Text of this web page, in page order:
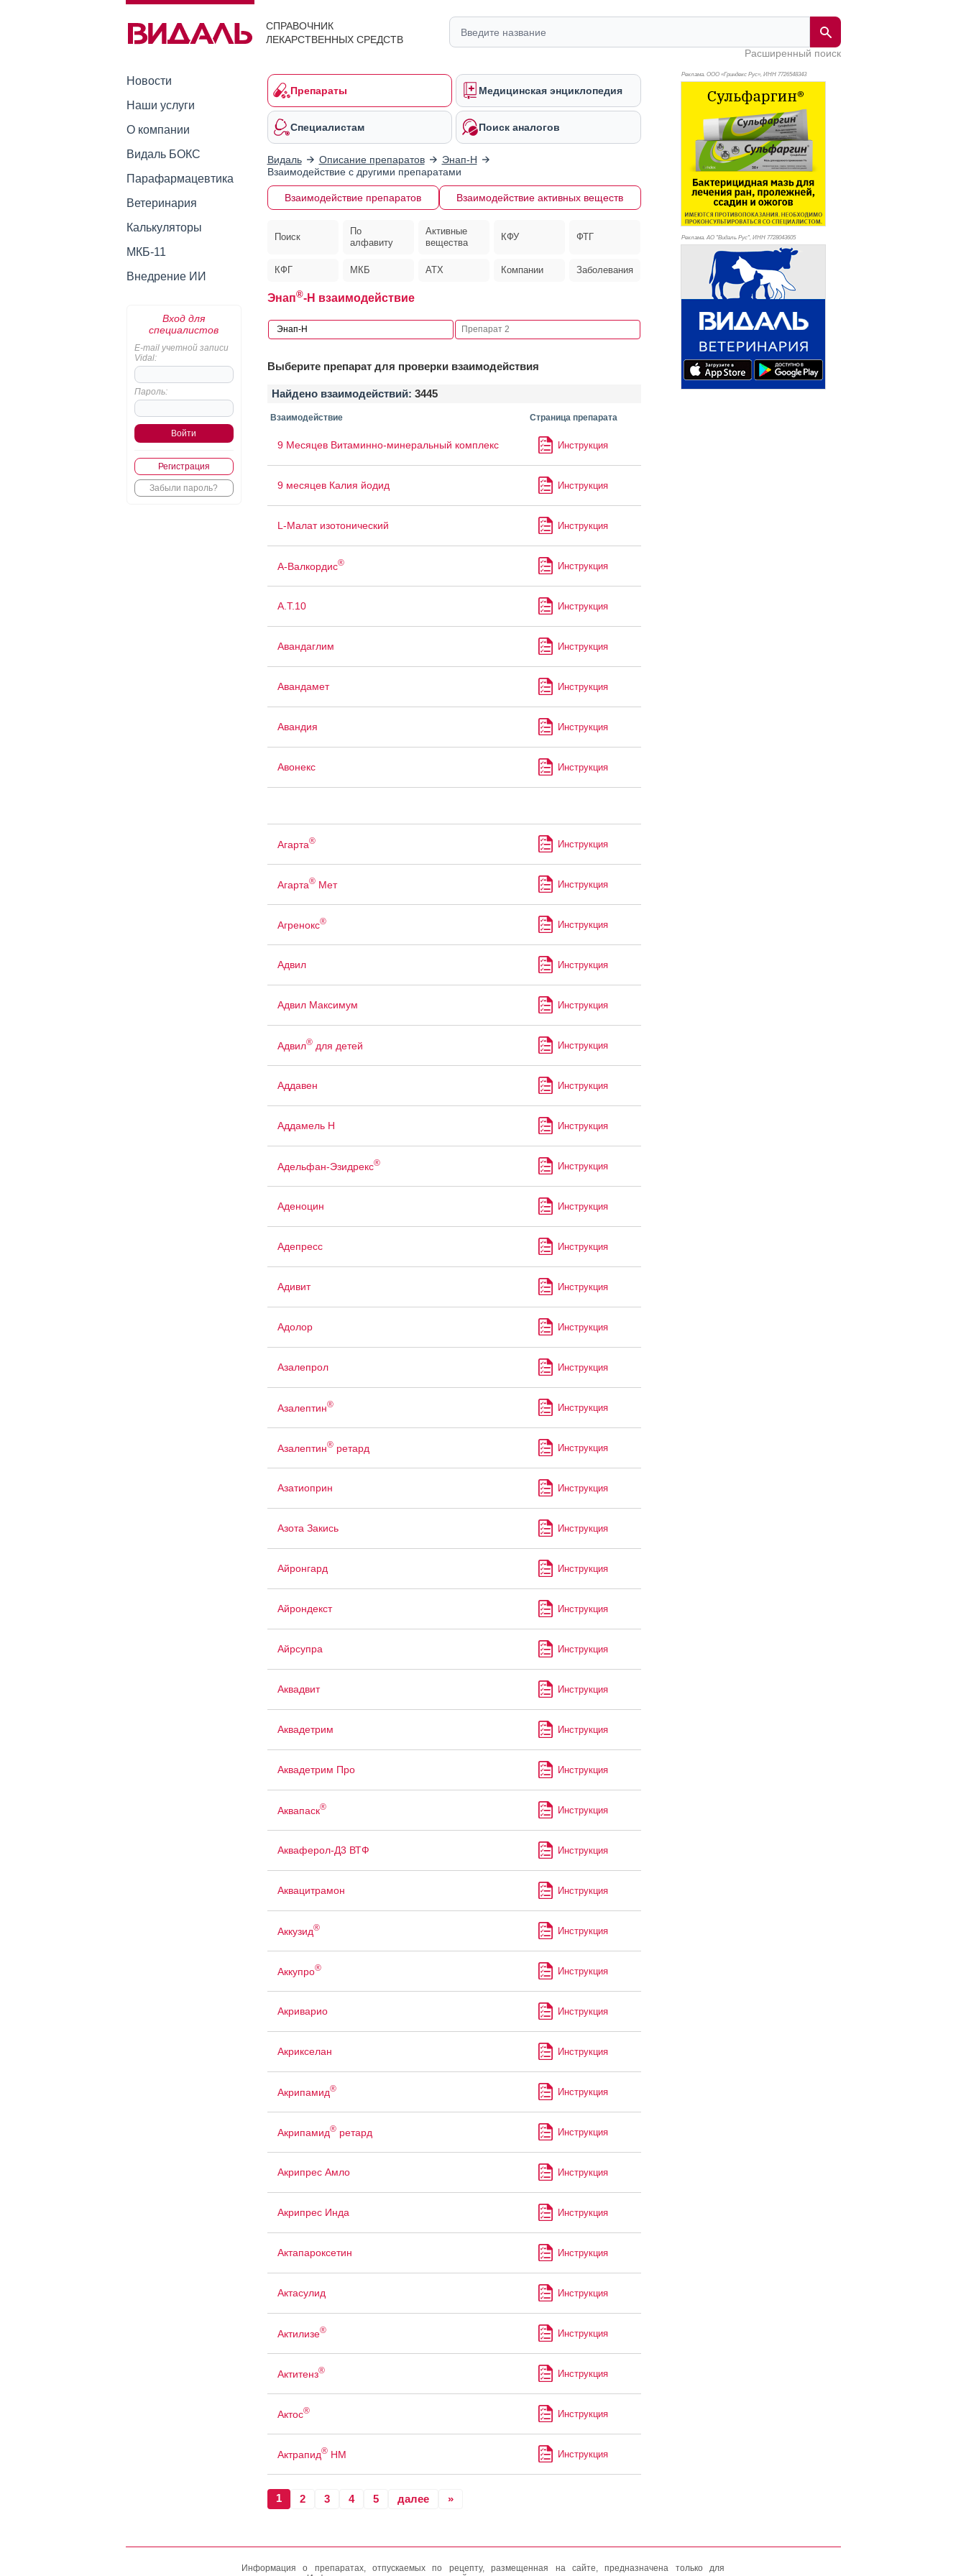
СПРАВОЧНИК
ЛЕКАРСТВЕННЫХ СРЕДСТВ
Расширенный поиск
Новости
Наши услуги
О компании
Видаль БОКС
Парафармацевтика
Ветеринария
Калькуляторы
МКБ-11
Внедрение ИИ
Вход для
специалистов
E-mail учетной записи
Vidal:
Пароль:
Регистрация
Забыли пароль?
Препараты Медицинская энциклопедия
Специалистам Поиск аналогов
Видаль Описание препаратов
Энап-H
Взаимодействие с другими препаратами
Взаимодействие препаратов Взаимодействие активных веществ
Поиск
По
алфавиту
Активные
вещества
КФУ ФТГ
КФГ МКБ АТХ Компании Заболевания
Энап®-H взаимодействие
Выберите препарат для проверки взаимодействия
Найдено взаимодействий: 3445
Взаимодействие Страница препарата
9 Месяцев Витаминно-минеральный комплекс Инструкция
9 месяцев Калия йодид Инструкция
L-Малат изотонический Инструкция
А-Валкордис® Инструкция
А.Т.10 Инструкция
Авандаглим Инструкция
Авандамет Инструкция
Авандия Инструкция
Авонекс Инструкция
Агарта® Инструкция
Агарта®Мет Инструкция
Агренокс® Инструкция
Адвил Инструкция
Адвил Максимум Инструкция
Адвил®для детей Инструкция
Аддавен Инструкция
Аддамель Н Инструкция
Адельфан-Эзидрекс® Инструкция
Аденоцин Инструкция
Адепресс Инструкция
Адивит Инструкция
Адолор Инструкция
Азалепрол Инструкция
Азалептин® Инструкция
Азалептин®ретард Инструкция
Азатиоприн Инструкция
Азота Закись Инструкция
Айронгард Инструкция
Айрондекст Инструкция
Айрсупра Инструкция
Аквадвит Инструкция
Аквадетрим Инструкция
Аквадетрим Про Инструкция
Аквапаск® Инструкция
Акваферол-Д3 ВТФ Инструкция
Аквацитрамон Инструкция
Аккузид® Инструкция
Аккупро® Инструкция
Акриварио Инструкция
Акрикселан Инструкция
Акрипамид® Инструкция
Акрипамид®ретард Инструкция
Акрипрес Амло Инструкция
Акрипрес Инда Инструкция
Актапароксетин Инструкция
Актасулид Инструкция
Актилизе® Инструкция
Актитенз® Инструкция
Актос® Инструкция
Актрапид®НМ Инструкция
1 2 3 4 5 далее »
Реклама. ООО «Гриндекс Рус», ИНН 7726548343
Реклама. АО "Видаль Рус", ИНН 7728043605
Информация о препаратах, отпускаемых по рецепту, размещенная на сайте, предназначена только для